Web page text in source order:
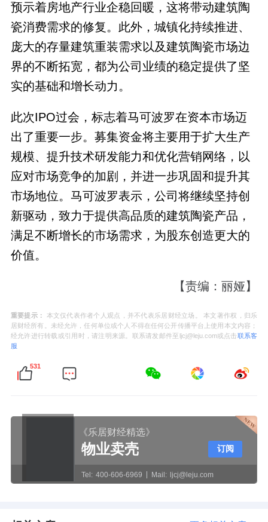
预示着房地产行业企稳回暖，这将带动建筑陶
瓷消费需求的修复。此外，城镇化持续推进、
庞大的存量建筑重装需求以及建筑陶瓷市场边
界的不断拓宽，都为公司业绩的稳定提供了坚
实的基础和增长动力。
此次IPO过会，标志着马可波罗在资本市场迈
出了重要一步。募集资金将主要用于扩大生产
规模、提升技术研发能力和优化营销网络，以
应对市场竞争的加剧，并进一步巩固和提升其
市场地位。马可波罗表示，公司将继续坚持创
新驱动，致力于提供高品质的建筑陶瓷产品，
满足不断增长的市场需求，为股东创造更大的
价值。
【责编：丽娅】
重要提示：
本文仅代表作者个人观点，并不代表乐居财经立场。 本文著作权，归乐
居财经所有。未经允许，任何单位或个人不得在任何公开传播平台上使用本文内容；
经允许进行转载或引用时，请注明来源。联系请发邮件至ljcj@leju.com或点击联系客
服
531
《乐居财经精选》
物业卖壳
Tel: 400-606-6969 Mail: ljcj@leju.com
订阅